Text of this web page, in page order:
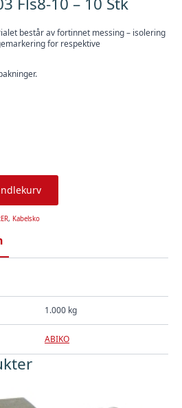
består av fortinnet messing – isolering
for respektive
, Kabelsko
1.000 kg
ABIKO